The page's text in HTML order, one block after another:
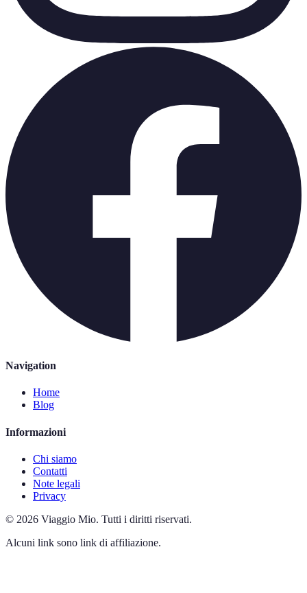
Navigation
Home
Blog
Informazioni
Chi siamo
Contatti
Note legali
Privacy
© 2026 Viaggio Mio. Tutti i diritti riservati.
Alcuni link sono link di affiliazione.